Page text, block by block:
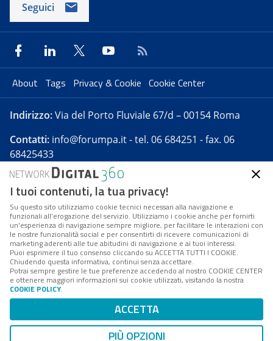
Seguici
About Tags Privacy & Cookie Cookie Center
Indirizzo:Via del Porto Fluviale 67/d – 00154 Roma
Contatti: info@forumpa.it- tel. 06 684251 - fax. 06
68425433
Forumpa.itè una pubblicazione telematica iscritta
presso Registro della stampa del Tribunale di Roma -
Reg. n. 182 del 2 maggio 2008 - Direttore resp. Michela
Stentella
FPA s.r.l. è società soggetta a Direzione e
Coordinamento da parte di Digital360 S.p.A. - FPA s.r.l.
è un'azienda certificata per il sistema di management
Codice Fiscale/Partita IVA n. 10693191008 - R.E.A. Roma
n. 1249791. ISP AWS
Mappa del sito
I tuoi contenuti, la tua privacy!
Su questo sito utilizziamo cookie tecnici necessari alla navigazione e
funzionali all’erogazione del servizio. Utilizziamo i cookie anche per fornirti
un’esperienza di navigazione sempre migliore, per facilitare le interazioni con
le nostre funzionalità social e per consentirti di ricevere comunicazioni di
marketing aderenti alle tue abitudini di navigazione e ai tuoi interessi.
Puoi esprimere il tuo consenso cliccando su ACCETTA TUTTI I COOKIE.
Chiudendo questa informativa, continui senza accettare.
Potrai sempre gestire le tue preferenze accedendo al nostro COOKIE CENTER
e ottenere maggiori informazioni sui cookie utilizzati, visitando la nostra
COOKIE POLICY.
ACCETTA
PIÙ OPZIONI